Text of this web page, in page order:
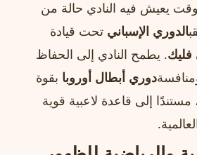
يعيش فيه النادي حالة من
الدوري الإسباني تحت قيادة
. يطمح النادي إلى الحفاظ
دوري أبطال أوروبا بقوة
إلى قاعدة لاعبية قوية